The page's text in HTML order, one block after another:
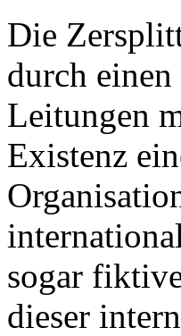
Die
durch
Leitungen
Existenz
sogar
dieser